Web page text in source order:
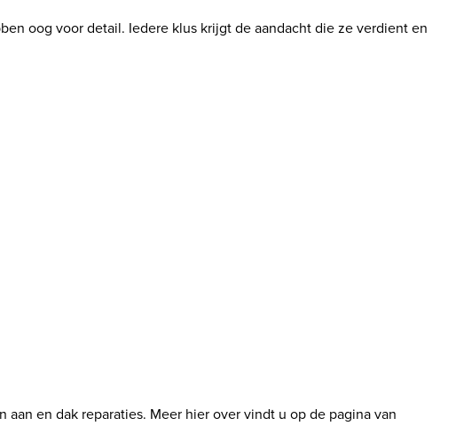
oog voor detail. Iedere klus krijgt de aandacht die ze verdient en
en dak reparaties. Meer hier over vindt u op de pagina van